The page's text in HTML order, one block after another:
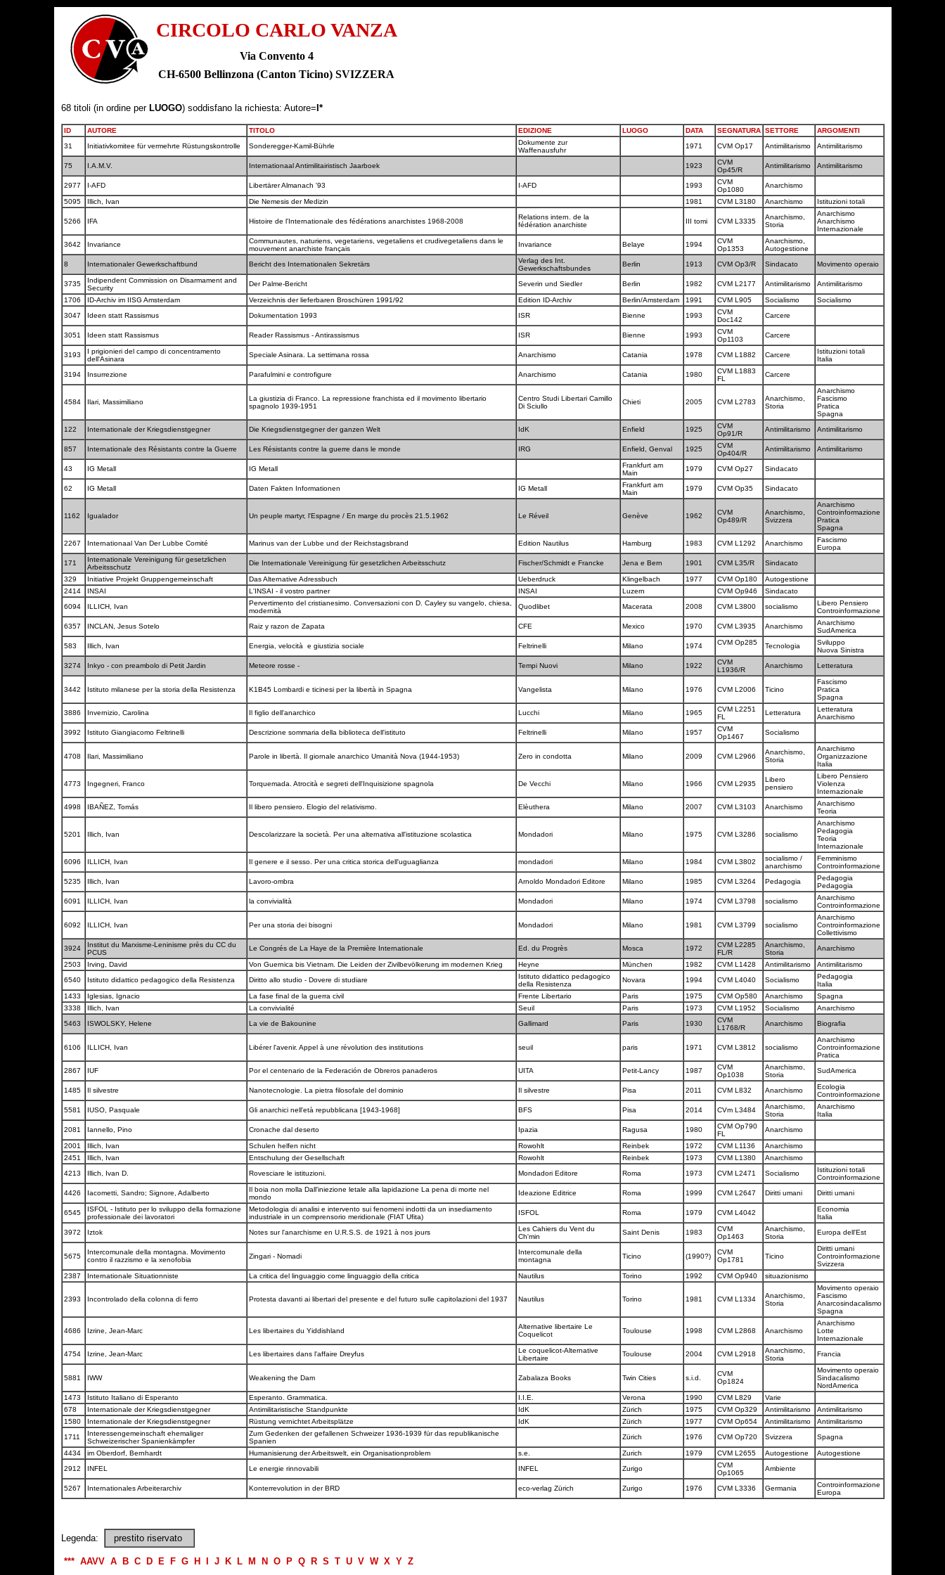
CIRCOLO CARLO VANZA
Via Convento 4
CH-6500 Bellinzona (Canton Ticino) SVIZZERA
68 titoli (in ordine per LUOGO) soddisfano la richiesta: Autore= I*
ID AUTORE TITOLO EDIZIONE LUOGO DATA SEGNATURA SETTORE
ARGOMENTI
31
Initiativkomitee für vermehrte Rüstungskontrolle Sonderegger-Kamil-Bührle
Dokumente zur
Waffenausfuhr
1971 CVM Op17 Antimilitarismo Antimilitarismo
75 I.A.M.V. Internationaal Antimilitairistisch Jaarboek 1923
CVM
Op45/R
Antimilitarismo Antimilitarismo
2977 I-AFD Libertärer Almanach '93 I-AFD 1993
CVM
Op1080
Anarchismo
5095 Illich, Ivan Die Nemesis der Medizin 1981 CVM L3180 Anarchismo Istituzioni totali
5266 IFA Histoire de l'Internationale des fédérations anarchistes 1968-2008
Relations intern. de la
fédération anarchiste
III tomi CVM L3335
Anarchismo,
Storia
Anarchismo
Anarchismo
Internazionale
3642
Invariance
Communautes, naturiens, vegetariens, vegetaliens et crudivegetaliens dans le
mouvement anarchiste français
Invariance Belaye 1994
CVM
Op1353
Anarchismo,
Autogestione
8
Internationaler Gewerkschaftbund Bericht des Internationalen Sekretärs
Verlag des Int.
Gewerkschaftsbundes
Berlin 1913 CVM Op3/R Sindacato Movimento operaio
3735
Indipendent Commission on Disarmament and
Security
Der Palme-Bericht Severin und Siedler Berlin 1982 CVM L2177 Antimilitarismo Antimilitarismo
1706 ID-Archiv im IISG Amsterdam Verzeichnis der lieferbaren Broschüren 1991/92 Edition ID-Archiv Berlin/Amsterdam 1991 CVM L905 Socialismo
Socialismo
3047
Ideen statt Rassismus Dokumentation 1993 ISR Bienne 1993
CVM
Doc142
Carcere
3051 Ideen statt Rassismus Reader Rassismus - Antirassismus ISR Bienne 1993
CVM
Op1103
Carcere
3193
I prigionieri del campo di concentramento
dell'Asinara
Speciale Asinara. La settimana rossa Anarchismo Catania 1978 CVM L1882 Carcere
Istituzioni totali
Italia
3194
Insurrezione Parafulmini e controfigure Anarchismo Catania 1980
CVM L1883
FL
Carcere
4584 Ilari, Massimiliano
La giustizia di Franco. La repressione franchista ed il movimento libertario
spagnolo 1939-1951
Centro Studi Libertari Camillo
Di Sciullo
Chieti 2005 CVM L2783
Anarchismo,
Storia
Anarchismo
Fascismo
Pratica
Spagna
122
Internationale der Kriegsdienstgegner Die Kriegsdienstgegner der ganzen Welt IdK Enfield 1925
CVM
Op91/R
Antimilitarismo Antimilitarismo
857 Internationale des Résistants contre la Guerre Les Résistants contre la guerre dans le monde IRG Enfield, Genval 1925
CVM
Op404/R
Antimilitarismo Antimilitarismo
43 IG Metall IG Metall
Frankfurt am
Main
1979 CVM Op27 Sindacato
62 IG Metall Daten Fakten Informationen IG Metall
Frankfurt am
Main
1979 CVM Op35 Sindacato
1162 Igualador Un peuple martyr, l'Espagne / En marge du procès 21.5.1962 Le Réveil Genève 1962
CVM
Op489/R
Anarchismo,
Svizzera
Anarchismo
Controinformazione
Pratica
Spagna
2267
Internationaal Van Der Lubbe Comité Marinus van der Lubbe und der Reichstagsbrand Edition Nautilus Hamburg 1983 CVM L1292 Anarchismo
Fascismo
Europa
171
Internationale Vereinigung für gesetzlichen
Arbeitsschutz
Die Internationale Vereinigung für gesetzlichen Arbeitsschutz Fischer/Schmidt e Francke Jena e Bern 1901 CVM L35/R Sindacato
329 Initiative Projekt Gruppengemeinschaft Das Alternative Adressbuch Ueberdruck Klingelbach 1977 CVM Op180
Autogestione
2414
INSAI L'INSAI - il vostro partner INSAI Luzern CVM Op946
Sindacato
6094
ILLICH, Ivan
Pervertimento del cristianesimo. Conversazioni con D. Cayley su vangelo, chiesa,
modernità
Quodlibet Macerata 2008 CVM L3800 socialismo
Libero Pensiero
Controinformazione
6357
INCLAN, Jesus Sotelo Raiz y razon de Zapata CFE Mexico 1970 CVM L3935 Anarchismo
Anarchismo
SudAmerica
583
Illich, Ivan Energia, velocità e giustizia sociale Feltrinelli Milano 1974 CVM Op285 Tecnologia
Sviluppo
Nuova Sinistra
3274
Inkyo - con preambolo di Petit Jardin Meteore rosse - Tempi Nuovi Milano 1922
CVM
L1936/R
Anarchismo Letteratura
3442 Istituto milanese per la storia della Resistenza K1B45 Lombardi e ticinesi per la libertà in Spagna Vangelista Milano 1976 CVM L2006 Ticino
Fascismo
Pratica
Spagna
3886
Invernizio, Carolina Il figlio dell'anarchico Lucchi Milano 1965
CVM L2251
FL
Letteratura
Letteratura
Anarchismo
3992
Istituto Giangiacomo Feltrinelli Descrizione sommaria della biblioteca dell'istituto Feltrinelli Milano 1957
CVM
Op1467
Socialismo
4708 Ilari, Massimiliano Parole in libertà. Il giornale anarchico Umanità Nova (1944-1953) Zero in condotta Milano 2009 CVM L2966
Anarchismo,
Storia
Anarchismo
Organizzazione
Italia
4773 Ingegneri, Franco Torquemada. Atrocità e segreti dell'Inquisizione spagnola De Vecchi Milano 1966 CVM L2935
Libero
pensiero
Libero Pensiero
Violenza
Internazionale
4998
IBAÑEZ, Tomás Il libero pensiero. Elogio del relativismo. Elèuthera Milano 2007 CVM L3103 Anarchismo
Anarchismo
Teoria
5201 Illich, Ivan Descolarizzare la società. Per una alternativa all'istituzione scolastica Mondadori Milano 1975 CVM L3286 socialismo
Anarchismo
Pedagogia
Teoria
Internazionale
6096
ILLICH, Ivan Il genere e il sesso. Per una critica storica dell'uguaglianza mondadori Milano 1984 CVM L3802
socialismo /
anarchismo
Femminismo
Controinformazione
5235
Illich, Ivan Lavoro-ombra Arnoldo Mondadori Editore Milano 1985 CVM L3264 Pedagogia
Pedagogia
Pedagogia
6091
ILLICH, Ivan la convivialità Mondadori Milano 1974 CVM L3798 socialismo
Anarchismo
Controinformazione
6092 ILLICH, Ivan Per una storia dei bisogni Mondadori Milano 1981 CVM L3799 socialismo
Anarchismo
Controinformazione
Collettivismo
3924
Institut du Marxisme-Leninisme près du CC du
PCUS
Le Congrés de La Haye de la Première Internationale Ed. du Progrès Mosca 1972
CVM L2285
FL/R
Anarchismo,
Storia
Anarchismo
2503 Irving, David Von Guernica bis Vietnam. Die Leiden der Zivilbevölkerung im modernen Krieg Heyne München 1982 CVM L1428 Antimilitarismo
Antimilitarismo
6540
Istituto didattico pedagogico della Resistenza Diritto allo studio - Dovere di studiare
Istituto didattico pedagogico
della Resistenza
Novara 1994 CVM L4040 Socialismo
Pedagogia
Italia
1433
Iglesias, Ignacio La fase final de la guerra civil Frente Libertario Paris 1975 CVM Op580 Anarchismo
Spagna
3338
Illich, Ivan La convivialité Seuil Paris 1973 CVM L1952 Socialismo
Anarchismo
5463
ISWOLSKY, Helene La vie de Bakounine Gallimard Paris 1930
CVM
L1768/R
Anarchismo Biografia
6106 ILLICH, Ivan Libérer l'avenir. Appel à une révolution des institutions seuil paris 1971 CVM L3812 socialismo
Anarchismo
Controinformazione
Pratica
2867
IUF Por el centenario de la Federación de Obreros panaderos UITA Petit-Lancy 1987
CVM
Op1038
Anarchismo,
Storia
SudAmerica
1485 Il silvestre Nanotecnologie. La pietra filosofale del dominio Il silvestre Pisa 2011 CVM L832 Anarchismo
Ecologia
Controinformazione
5581
IUSO, Pasquale Gli anarchici nell'età repubblicana [1943-1968] BFS Pisa 2014 CVm L3484
Anarchismo,
Storia
Anarchismo
Italia
2081
Iannello, Pino Cronache dal deserto Ipazia Ragusa 1980
CVM Op790
FL
Anarchismo
2001 Illich, Ivan Schulen helfen nicht Rowohlt Reinbek 1972 CVM L1136
Anarchismo
2451
Illich, Ivan Entschulung der Gesellschaft Rowohlt Reinbek 1973 CVM L1380
Anarchismo
4213
Illich, Ivan D. Rovesciare le istituzioni. Mondadori Editore Roma 1973 CVM L2471 Socialismo
Istituzioni totali
Controinformazione
4426
Iacometti, Sandro; Signore, Adalberto
Il boia non molla Dall'iniezione letale alla lapidazione La pena di morte nel
mondo
Ideazione Editrice Roma 1999 CVM L2647 Diritti umani Diritti umani
6545
ISFOL - Istituto per lo sviluppo della formazione
professionale dei lavoratori
Metodologia di analisi e intervento sui fenomeni indotti da un insediamento
industriale in un comprensorio meridionale (FIAT Ufita)
ISFOL Roma 1979 CVM L4042
Economia
Italia
3972
Iztok Notes sur l'anarchisme en U.R.S.S. de 1921 à nos jours
Les Cahiers du Vent du
Ch'min
Saint Denis 1983
CVM
Op1463
Anarchismo,
Storia
Europa dell'Est
5675
Intercomunale della montagna. Movimento
contro il razzismo e la xenofobia
Zingari - Nomadi
Intercomunale della
montagna
Ticino (1990?)
CVM
Op1781
Ticino
Diritti umani
Controinformazione
Svizzera
2387
Internationale Situationniste La critica del linguaggio come linguaggio della critica Nautilus Torino 1992 CVM Op940 situazionismo
2393 Incontrolado della colonna di ferro Protesta davanti ai libertari del presente e del futuro sulle capitolazioni del 1937 Nautilus Torino 1981 CVM L1334
Anarchismo,
Storia
Movimento operaio
Fascismo
Anarcosindacalismo
Spagna
4686 Izrine, Jean-Marc Les libertaires du Yiddishland
Alternative libertaire Le
Coquelicot
Toulouse 1998 CVM L2868 Anarchismo
Anarchismo
Lotte
Internazionale
4754
Izrine, Jean-Marc Les libertaires dans l'affaire Dreyfus
Le coquelicot-Alternative
Libertaire
Toulouse 2004 CVM L2918
Anarchismo,
Storia
Francia
5881 IWW Weakening the Dam Zabalaza Books Twin Cities s.i.d.
CVM
Op1824
Movimento operaio
Sindacalismo
NordAmerica
1473
Istituto Italiano di Esperanto Esperanto. Grammatica. I.I.E. Verona 1990 CVM L829
Varie
678
Internationale der Kriegsdienstgegner Antimilitaristische Standpunkte IdK Zürich 1975 CVM Op329 Antimilitarismo
Antimilitarismo
1580
Internationale der Kriegsdienstgegner Rüstung vernichtet Arbeitsplätze IdK Zürich 1977 CVM Op654 Antimilitarismo
Antimilitarismo
1711
Interessengemeinschaft ehemaliger
Schweizerischer Spanienkämpfer
Zum Gedenken der gefallenen Schweizer 1936-1939 für das republikanische
Spanien
Zürich 1976 CVM Op720 Svizzera Spagna
4434 im Oberdorf, Bernhardt Humanisierung der Arbeitswelt, ein Organisationproblem s.e. Zurich 1979 CVM L2655 Autogestione
Autogestione
2912
INFEL Le energie rinnovabili INFEL Zurigo
CVM
Op1065
Ambiente
5267 Internationales Arbeiterarchiv Konterrevolution in der BRD eco-verlag Zürich Zurigo 1976 CVM L3336 Germania
Controinformazione
Europa
Legenda: prestito riservato
*** AAVV A B C D E F G H J K L M N O P Q R S T U V W X Y Z